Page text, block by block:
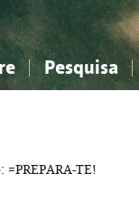
Pesquisa
sociais...
sociais...
TE!